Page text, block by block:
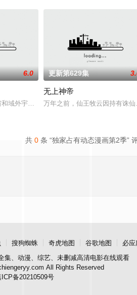
紫色暗力；天地遴选十二山海
的家人朋友们，他们在日常琐事中脑洞大开
6.0
域外宇宙，两个宇宙彼此为敌，域外宇宙由
更新第629集
无上神帝
万年之前，仙王牧云因持有诛
共 0 条 “独家占有动态漫画第2季”
搜狗蜘蛛 奇虎地图 谷歌地图
必应
集、动漫、综艺、未删减高清电影在线观看
All Rights Reserved
ICP备20210509号